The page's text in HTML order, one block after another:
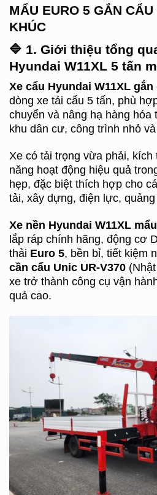
MẨU EURO 5 GẮN
KHÚC
🔷 1. Giới thiệu tổng
Hyundai W11XL 5 tấn
Xe cẩu Hyundai W11XL
dòng xe tải cẩu 5 tấn, phù
chuyển và nâng hạ hàng hóa
khu dân cư, công trình nhỏ
Xe có tải trọng vừa phải,
năng hoạt động hiệu quả
hẹp, đặc biệt thích hợp cho
tải, xây dựng, điện lực,
Xe nền Hyundai W11XL
lắp ráp chính hãng, động cơ
thải Euro 5, bền bỉ, tiết kiệm
cần cẩu Unic UR-V370
xe trở thành công cụ vận
quả cao.